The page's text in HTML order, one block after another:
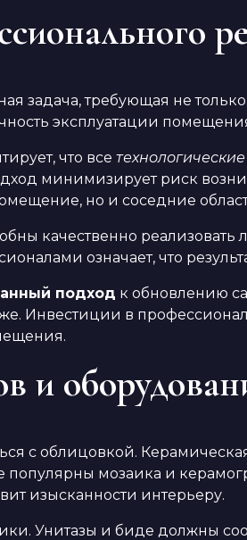
задача, требующая не
эксплуатации
что все технологические
минимизирует риск
но и соседние
качественно реализовать
означает, что
подход к обновлению
Инвестиции в
и
с облицовкой.
мозаика и
изысканности интерьеру.
Унитазы и биде должны